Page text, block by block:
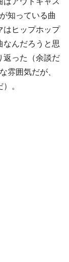
知っている曲
はヒップホップ
なんだろうと思
返った（余談だ
雰囲気だが、
。